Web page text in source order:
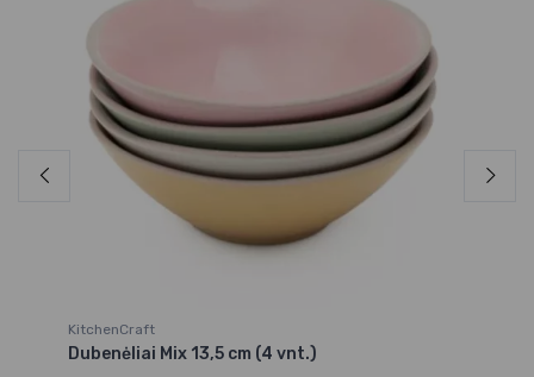
KitchenCraft
Dubenėliai Mix 13,5 cm (4 vnt.)